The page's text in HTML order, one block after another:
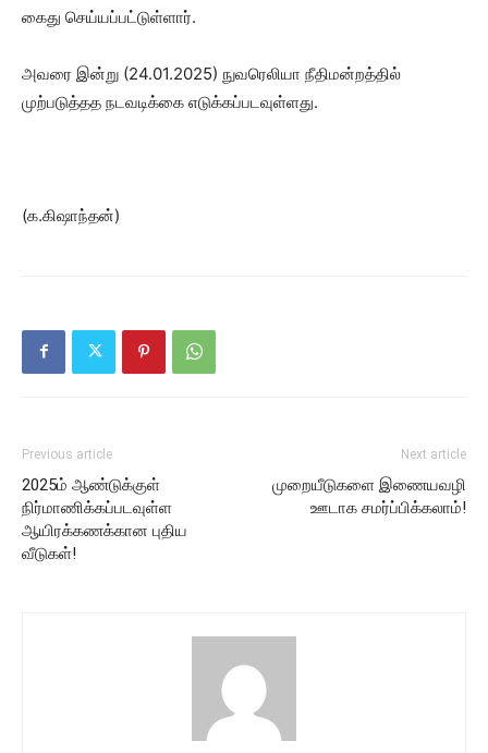
கைது செய்யப்பட்டுள்ளார்.
அவரை இன்று (24.01.2025) நுவரெலியா நீதிமன்றத்தில்
முற்படுத்தத நடவடிக்கை எடுக்கப்படவுள்ளது.
(க.கிஷாந்தன்)
Previous article
2025ம் ஆண்டுக்குள்
நிர்மாணிக்கப்படவுள்ள
ஆயிரக்கணக்கான புதிய
வீடுகள்!
Next article
முறையீடுகளை இணையவழி
ஊடாக சமர்ப்பிக்கலாம்!